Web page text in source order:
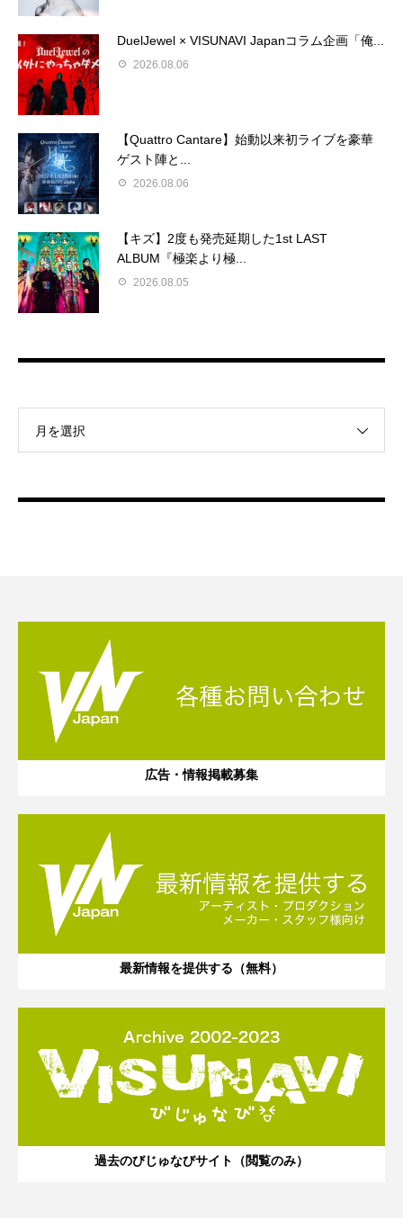
DuelJewel × VISUNAVI Japanコラム企画「俺...
2026.08.06
【Quattro Cantare】始動以来初ライブを豪華
ゲスト陣と...
2026.08.06
【キズ】2度も発売延期した1st LAST
ALBUM『極楽より極...
2026.08.05
月を選択
広告・情報掲載募集
最新情報を提供する（無料）
過去のびじゅなびサイト（閲覧のみ）